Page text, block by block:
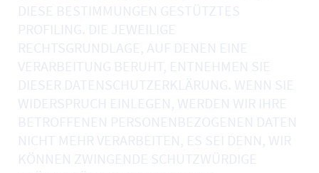
DIESE BESTIMMUNGEN GESTÜTZTES
PROFILING. DIE JEWEILIGE
RECHTSGRUNDLAGE, AUF DENEN EINE
VERARBEITUNG BERUHT, ENTNEHMEN SIE
DIESER DATENSCHUTZERKLÄRUNG. WENN SIE
WIDERSPRUCH EINLEGEN, WERDEN WIR IHRE
BETROFFENEN PERSONENBEZOGENEN DATEN
NICHT MEHR VERARBEITEN, ES SEI DENN, WIR
KÖNNEN ZWINGENDE SCHUTZWÜRDIGE